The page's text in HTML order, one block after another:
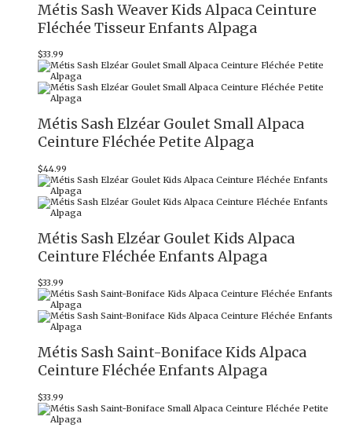
Métis Sash Weaver Kids Alpaca Ceinture
Fléchée Tisseur Enfants Alpaga
$33.99
Métis Sash Elzéar Goulet Small Alpaca
Ceinture Fléchée Petite Alpaga
$44.99
Métis Sash Elzéar Goulet Kids Alpaca
Ceinture Fléchée Enfants Alpaga
$33.99
Métis Sash Saint-Boniface Kids Alpaca
Ceinture Fléchée Enfants Alpaga
$33.99